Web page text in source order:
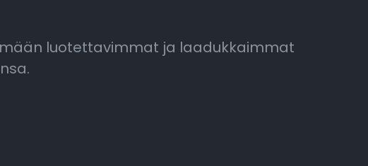
luotettavimmat ja laadukkaimmat